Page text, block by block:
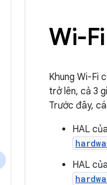
Wi-
Khung Wi-Fi
trở lên, cả 3
Trước đây,
HAL
HAL